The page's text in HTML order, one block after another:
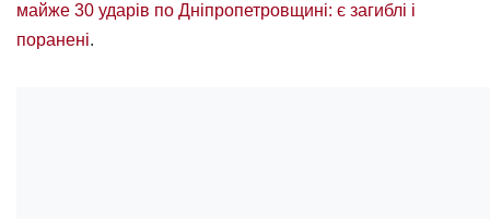
майже 30 ударів по Дніпропетровщині: є загиблі і
поранені.